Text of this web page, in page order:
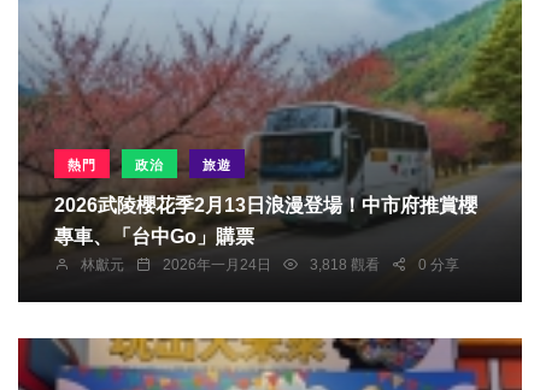
熱門 政治 旅遊
2026武陵櫻花季2月13日浪漫登場！中市府推賞櫻
專車、「台中Go」購票
林獻元 2026年一月24日 3,818 觀看 0 分享